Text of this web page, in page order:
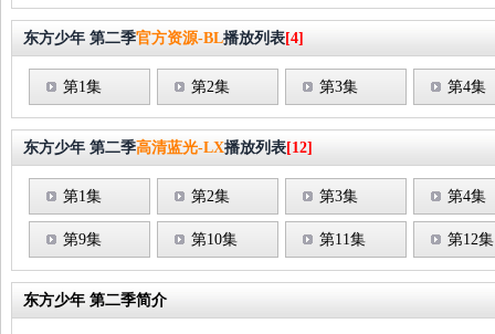
东方少年 第二季官方资源-BL播放列表[4]
第1集 第2集 第3集 第4集
东方少年 第二季高清蓝光-LX播放列表[12]
第1集 第2集 第3集 第4集
第9集 第10集 第11集 第12集
东方少年 第二季简介